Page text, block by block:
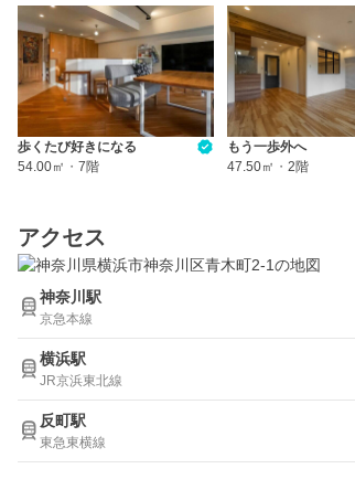
歩くたび好きになる
54.00㎡ ・ 7階
もう一歩外へ
47.50㎡ ・ 2階
アクセス
神奈川駅
京急本線
横浜駅
JR京浜東北線
反町駅
東急東横線